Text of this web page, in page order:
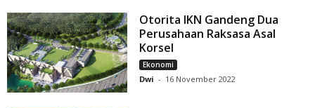
Otorita IKN Gandeng Dua
Perusahaan Raksasa Asal
Korsel
Ekonomi
Dwi - 16 November 2022